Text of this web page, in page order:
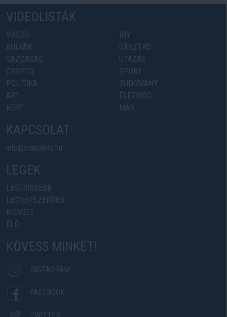
VIDEOLISTÁK
VICCES
BULVÁR
GAZDASÁG
CRYPTO
POLITIKA
ART
KERT
DIY
GASZTRO
UTAZÁS
SPORT
TUDOMÁNY
ÉLETMÓD
MÁS
KAPCSOLAT
info@videolista.hu
LEGEK
LEGFRISSEBB
LEGNÉPSZERŰBB
KIEMELT
ÉLŐ
KÖVESS MINKET!
INSTAGRAM
FACEBOOK